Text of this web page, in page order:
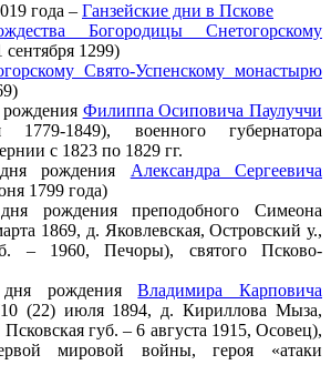
года – Ганзейские дни в Пскове
Богородицы Снетогорскому
сентября 1299)
Свято-Успенскому монастырю
рождения Филиппа Осиповича Паулуччи
1779-1849), военного губернатора
с 1823 по 1829 гг.
рождения Александра Сергеевича
1799 года)
рождения преподобного Симеона
1869, д. Яковлевская, Островский у.,
– 1960, Печоры), святого Псково-
рожденияВладимира Карповича
(22) июля 1894, д. Кириллова Мыза,
губ. – 6 августа 1915, Осовец),
мировой войны, героя «атаки